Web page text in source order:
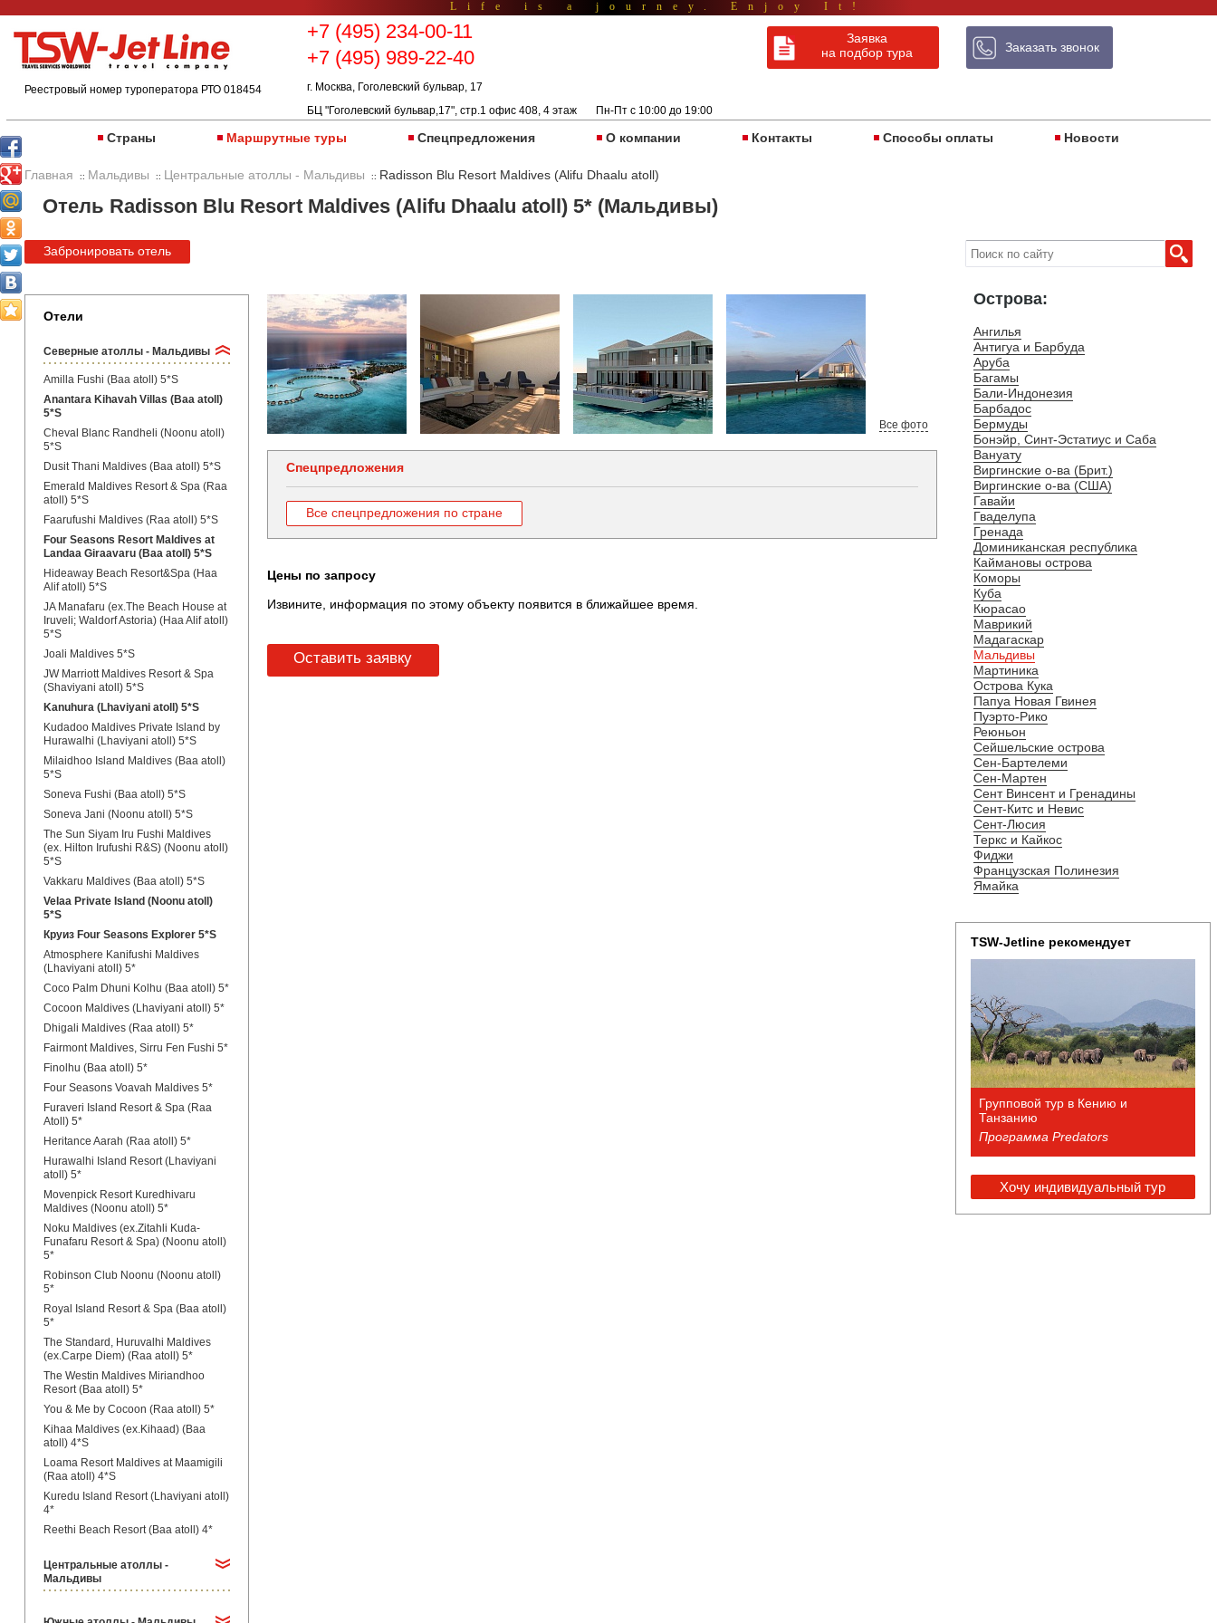
Life is a journey. Enjoy It!
Реестровый номер туроператора РТО 018454
+7 (495) 234-00-11
+7 (495) 989-22-40
г. Москва, Гоголевский бульвар, 17
БЦ "Гоголевский бульвар,17", стр.1 офис 408, 4 этаж Пн-Пт с 10:00 до 19:00
Заявка
на подбор тура
Заказать звонок
Страны Маршрутные туры Спецпредложения О компании Контакты Способы оплаты Новости
Главная :: Мальдивы :: Центральные атоллы - Мальдивы :: Radisson Blu Resort Maldives (Alifu Dhaalu atoll)
Отель Radisson Blu Resort Maldives (Alifu Dhaalu atoll) 5* (Мальдивы)
Забронировать отель
Отели
Северные атоллы - Мальдивы
Amilla Fushi (Baa atoll) 5*S
Anantara Kihavah Villas (Baa atoll)
5*S
Cheval Blanc Randheli (Noonu atoll)
5*S
Dusit Thani Maldives (Baa atoll) 5*S
Emerald Maldives Resort & Spa (Raa
atoll) 5*S
Faarufushi Maldives (Raa atoll) 5*S
Four Seasons Resort Maldives at
Landaa Giraavaru (Baa atoll) 5*S
Hideaway Beach Resort&Spa (Haa
Alif atoll) 5*S
JA Manafaru (ex.The Beach House at
Iruveli; Waldorf Astoria) (Haa Alif atoll)
5*S
Joali Maldives 5*S
JW Marriott Maldives Resort & Spa
(Shaviyani atoll) 5*S
Kanuhura (Lhaviyani atoll) 5*S
Kudadoo Maldives Private Island by
Hurawalhi (Lhaviyani atoll) 5*S
Milaidhoo Island Maldives (Baa atoll)
5*S
Soneva Fushi (Baa atoll) 5*S
Soneva Jani (Noonu atoll) 5*S
The Sun Siyam Iru Fushi Maldives
(ex. Hilton Irufushi R&S) (Noonu atoll)
5*S
Vakkaru Maldives (Baa atoll) 5*S
Velaa Private Island (Noonu atoll)
5*S
Круиз Four Seasons Explorer 5*S
Atmosphere Kanifushi Maldives
(Lhaviyani atoll) 5*
Coco Palm Dhuni Kolhu (Baa atoll) 5*
Cocoon Maldives (Lhaviyani atoll) 5*
Dhigali Maldives (Raa atoll) 5*
Fairmont Maldives, Sirru Fen Fushi 5*
Finolhu (Baa atoll) 5*
Four Seasons Voavah Maldives 5*
Furaveri Island Resort & Spa (Raa
Atoll) 5*
Heritance Aarah (Raa atoll) 5*
Hurawalhi Island Resort (Lhaviyani
atoll) 5*
Movenpick Resort Kuredhivaru
Maldives (Noonu atoll) 5*
Noku Maldives (ex.Zitahli Kuda-
Funafaru Resort & Spa) (Noonu atoll)
5*
Robinson Club Noonu (Noonu atoll)
5*
Royal Island Resort & Spa (Baa atoll)
5*
The Standard, Huruvalhi Maldives
(ex.Carpe Diem) (Raa atoll) 5*
The Westin Maldives Miriandhoo
Resort (Baa atoll) 5*
You & Me by Cocoon (Raa atoll) 5*
Kihaa Maldives (ex.Kihaad) (Baa
atoll) 4*S
Loama Resort Maldives at Maamigili
(Raa atoll) 4*S
Kuredu Island Resort (Lhaviyani atoll)
4*
Reethi Beach Resort (Baa atoll) 4*
Центральные атоллы -
Мальдивы
Все фото
Спецпредложения
Все спецпредложения по стране
Цены по запросу
Извините, информация по этому объекту появится в ближайшее время.
Оставить заявку
Острова:
Ангилья
Антигуа и Барбуда
Аруба
Багамы
Бали-Индонезия
Барбадос
Бермуды
Бонэйр, Синт-Эстатиус и Саба
Вануату
Виргинские о-ва (Брит.)
Виргинские о-ва (США)
Гавайи
Гваделупа
Гренада
Доминиканская республика
Каймановы острова
Коморы
Куба
Кюрасао
Маврикий
Мадагаскар
Мальдивы
Мартиника
Острова Кука
Папуа Новая Гвинея
Пуэрто-Рико
Реюньон
Сейшельские острова
Сен-Бартелеми
Сен-Мартен
Сент Винсент и Гренадины
Сент-Китс и Невис
Сент-Люсия
Теркс и Кайкос
Фиджи
Французская Полинезия
Ямайка
TSW-Jetline рекомендует
Групповой тур в Кению и
Танзанию
Программа Predators
Хочу индивидуальный тур